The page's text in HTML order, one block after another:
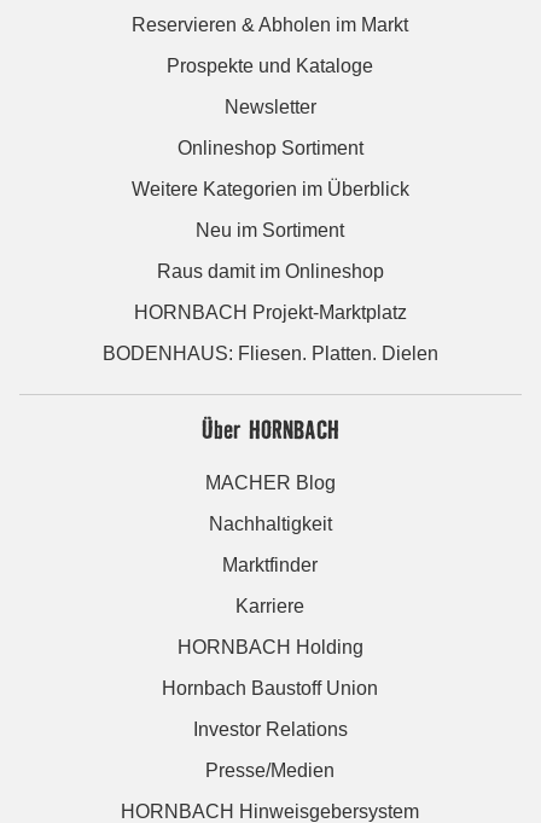
Reservieren & Abholen im Markt
Prospekte und Kataloge
Newsletter
Onlineshop Sortiment
Weitere Kategorien im Überblick
Neu im Sortiment
Raus damit im Onlineshop
HORNBACH Projekt-Marktplatz
BODENHAUS: Fliesen. Platten. Dielen
Über HORNBACH
MACHER Blog
Nachhaltigkeit
Marktfinder
Karriere
HORNBACH Holding
Hornbach Baustoff Union
Investor Relations
Presse/Medien
HORNBACH Hinweisgebersystem